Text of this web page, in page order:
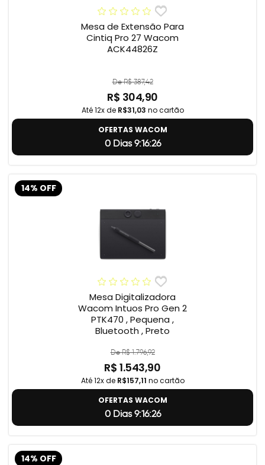
Mesa de Extensão Para
Cintiq Pro 27 Wacom
ACK44826Z
De R$ 387,42
R$ 304,90
Até 12x de R$31,03 no cartão
OFERTAS WACOM
0 Dias 9:16:25
14% OFF
Mesa Digitalizadora
Wacom Intuos Pro Gen 2
PTK470 , Pequena ,
Bluetooth , Preto
De R$ 1.796,92
R$ 1.543,90
Até 12x de R$157,11 no cartão
OFERTAS WACOM
0 Dias 9:16:25
14% OFF